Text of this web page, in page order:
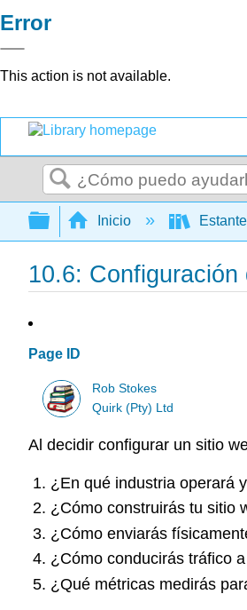
Error
This action is not available.
Buscar
Expandir/contraer
Inicio
10.6:
Page ID
Rob Stokes
Quirk (Pty) Ltd
Al decidir configurar un sitio
¿En qué industria operará
¿Cómo construirás tu sitio
¿Cómo enviarás
¿Cómo conducirás tráfico
¿Qué métricas medirás